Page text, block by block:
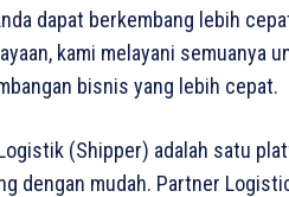
dapat berkembang lebih
kami melayani semuanya
bisnis yang lebih cepat.
(Shipper) adalah satu
dengan mudah. Partner